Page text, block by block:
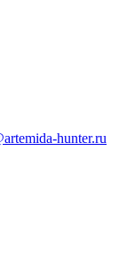
hunter.ru